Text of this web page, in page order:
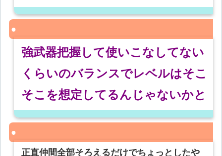
強武器把握して使いこなしてない
くらいのバランスでレベルはそこ
そこを想定してるんじゃないかと
正直仲間全部そろえるだけでちょっとしたや